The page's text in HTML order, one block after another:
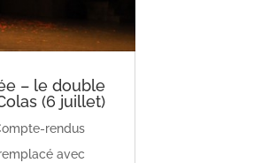
– le double
(6 juillet)
rendus
avec